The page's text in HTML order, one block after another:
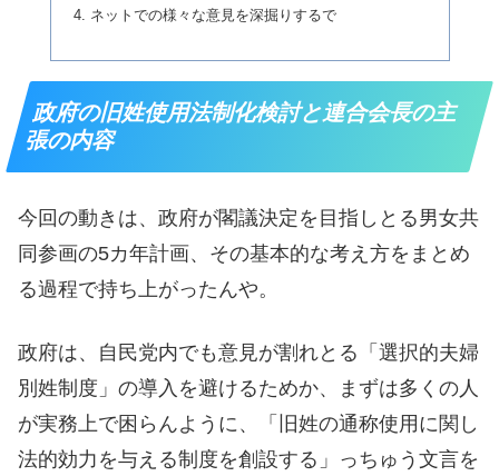
ネットでの様々な意見を深掘りするで
政府の旧姓使用法制化検討と連合会長の主
張の内容
今回の動きは、政府が閣議決定を目指しとる男女共
同参画の5カ年計画、その基本的な考え方をまとめ
る過程で持ち上がったんや。
政府は、自民党内でも意見が割れとる「選択的夫婦
別姓制度」の導入を避けるためか、まずは多くの人
が実務上で困らんように、「旧姓の通称使用に関し
法的効力を与える制度を創設する」っちゅう文言を